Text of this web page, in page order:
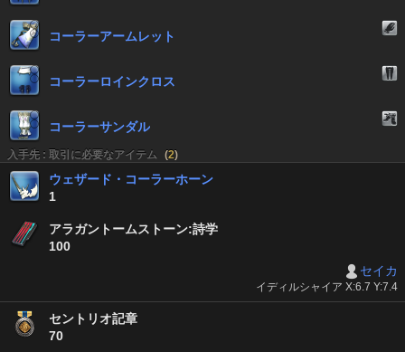
コーラーアームレット
コーラーロインクロス
コーラーサンダル
入手先 : 取引に必要なアイテム (2)
ウェザード・コーラーホーン
1
アラガントームストーン:詩学
100
セイカ
イディルシャイア X:6.7 Y:7.4
セントリオ記章
70